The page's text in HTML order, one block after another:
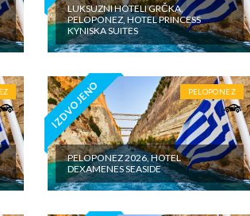
LUKSUZNI HOTELI GRČKA,
PELOPONEZ, HOTEL PRINCESS
KYNISKA SUITES
IZDVOJENO PELOPONEZ
PELOPONEZ 2026, HOTEL
DEXAMENES SEASIDE